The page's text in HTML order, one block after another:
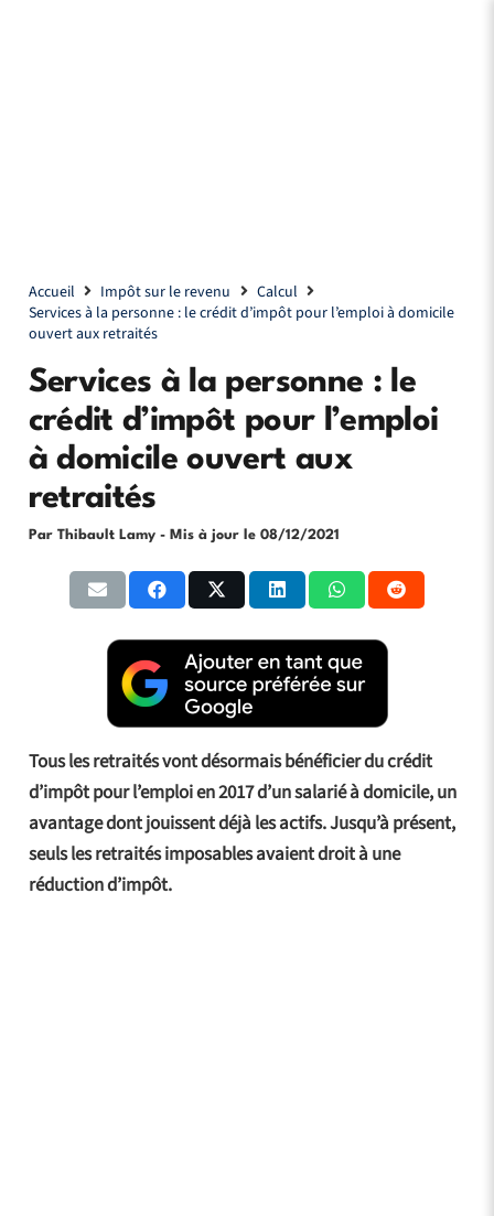
Accueil Impôt sur le revenu
Calcul
Services à la personne : le crédit d’impôt pour l’emploi à domicile
ouvert aux retraités
Services à la personne : le
crédit d’impôt pour l’emploi
à domicile ouvert aux
retraités
Par Thibault Lamy - Mis à jour le 08/12/2021
Tous les retraités vont désormais bénéficier du crédit
d’impôt pour l’emploi en 2017 d’un salarié à domicile, un
avantage dont jouissent déjà les actifs. Jusqu’à présent,
seuls les retraités imposables avaient droit à une
réduction d’impôt.